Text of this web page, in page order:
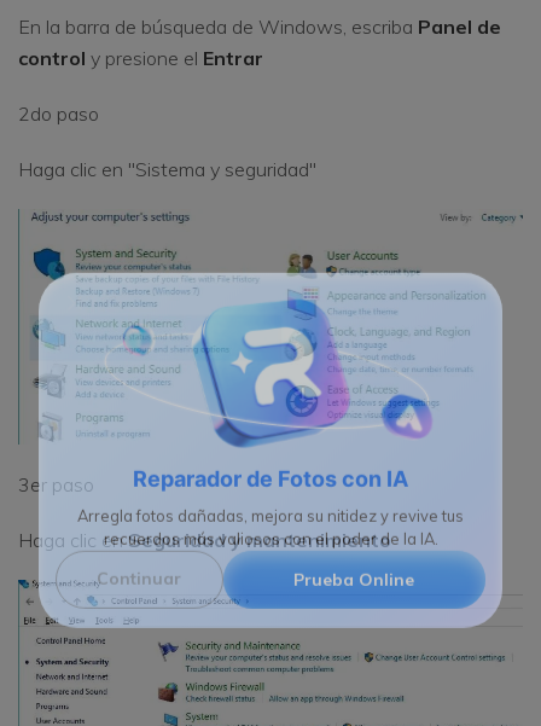
Reparador de Fotos con IA
Arregla fotos dañadas, mejora su nitidez y revive tus
recuerdos más valiosos con el poder de la IA.
Continuar Prueba Online
En la barra de búsqueda de Windows, escriba Panel de
control y presione el Entrar
2do paso
Haga clic en "Sistema y seguridad"
3er paso
Haga clic enSeguridad y mantenimiento